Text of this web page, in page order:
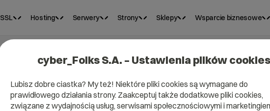
SSL Hosting Serwery Strony Sklepy Wsparcie biznesowe
cyber_Folks S.A. – Ustawienia plików cookies
Lubisz dobre ciastka? My też! Niektóre pliki cookies są wymagane do
prawidłowego działania strony. Zaakceptuj także dodatkowe pliki cookies,
związane z wydajnością usług, serwisami społecznościowymi i